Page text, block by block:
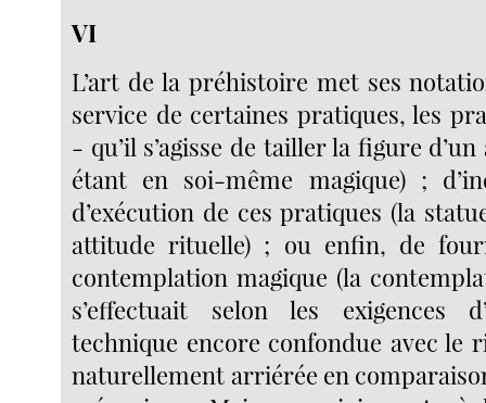
VI
L’art de la préhistoire met ses
service de certaines pratiques, les
- qu’il s’agisse de tailler la figure
étant en soi-même magique) ;
d’exécution de ces pratiques (la
attitude rituelle) ; ou enfin, de
contemplation magique (la
s’effectuait selon les exigences
technique encore confondue avec le
naturellement arriérée en